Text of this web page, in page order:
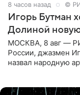
8 часов назад ©
Игорь Бутман
Долиной
МОСКВА, 8 авг —
России, джазмен
назвал народную